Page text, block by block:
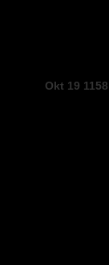
Okt 19 1158